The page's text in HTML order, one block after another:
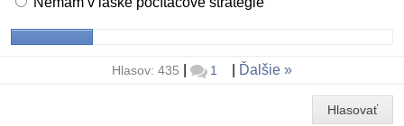
Hlasov: 435 1 Ďalšie
Hlasovať